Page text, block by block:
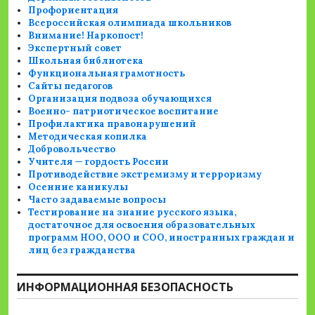
Профориентация
Всероссийская олимпиада школьников
Внимание! Наркопост!
Экспертный совет
Школьная библиотека
Функциональная грамотность
Сайты педагогов
Организация подвоза обучающихся
Военно- патриотическое воспитание
Профилактика правонарушений
Методическая копилка
Добровольчество
Учителя — гордость России
Противодействие экстремизму и терроризму
Осенние каникулы
Часто задаваемые вопросы
Тестирование на знание русского языка,
достаточное для освоения образовательных
программ НОО, ООО и СОО, иностранных граждан и
лиц без гражданства
ИНФОРМАЦИОННАЯ БЕЗОПАСНОСТЬ